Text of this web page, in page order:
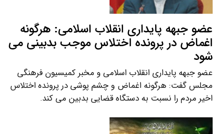
عضو جبهه پایداری انقلاب اسلامی: هرگونه
اغماض در پرونده اختلاس موجب بدبینی می
شود
عضو جبهه پایداری انقلاب اسلامی و مخبر کمیسیون فرهنگی
مجلس گفت: هرگونه اغماض و چشم پوشی در پرونده اختلاس
اخیر مردم را نسبت به دستگاه قضایی بدبین می کند.